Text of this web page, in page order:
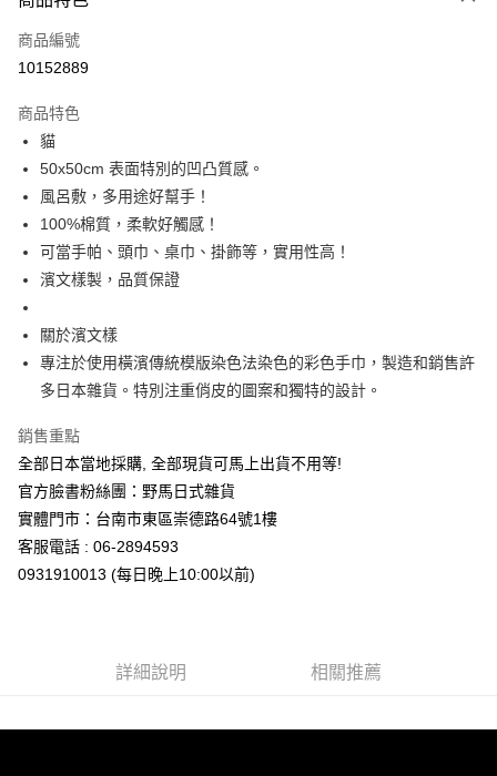
信用卡一次付款
信用卡分期付款
合作金庫商業銀行
華南商業銀行
上海商業儲蓄銀行
國泰世華商業銀行
臺灣中小企業銀行
匯豐（台灣）商業銀行
華泰商業銀行
聯邦商業銀行
遠東國際商業銀行
元大商業銀行
台新國際商業銀行
台灣樂天信用卡公司
超商取貨付款
LINE Pay
Apple Pay
街口支付
Google Pay
運送方式
全家取貨付款
每筆NT$65，滿NT$999(含以上)免運費
付款後全家取貨
每筆NT$65，滿NT$999(含以上)免運費
付款後7-11取貨
商品編號
10152889
商品特色
貓
50x50cm 表面特別的凹凸質感。
風呂敷，多用途好幫手！
100%棉質，柔軟好觸感！
可當手帕、頭巾、桌巾、掛飾等，實用性高！
濱文樣製，品質保證
關於濱文樣
專注於使用橫濱傳統模版染色法染色的彩色手巾，製造和銷售許
多日本雜貨。特別注重俏皮的圖案和獨特的設計。
銷售重點
全部日本當地採購, 全部現貨可馬上出貨不用等!
官方臉書粉絲團：野馬日式雜貨
實體門市：台南市東區崇德路64號1樓
客服電話 : 06-2894593
0931910013 (每日晚上10:00以前)
詳細說明 相關推薦